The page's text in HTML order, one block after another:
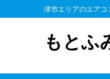
津市エリアのエアコ
もとふ